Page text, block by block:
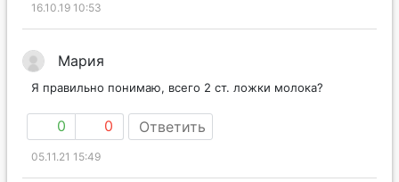
16.10.19 10:53
Мария
Я правильно понимаю, всего 2 ст. ложки молока?
0 0 Ответить
05.11.21 15:49